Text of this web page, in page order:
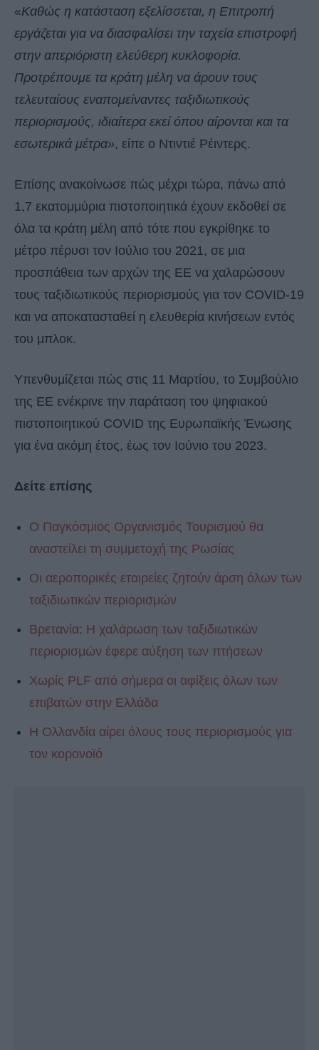
«Καθώς η κατάσταση εξελίσσεται, η Επιτροπή
εργάζεται για να διασφαλίσει την ταχεία επιστροφή
στην απεριόριστη ελεύθερη κυκλοφορία.
Προτρέπουμε τα κράτη μέλη να άρουν τους
τελευταίους εναπομείναντες ταξιδιωτικούς
περιορισμούς, ιδιαίτερα εκεί όπου αίρονται και τα
εσωτερικά μέτρα», είπε ο Ντιντιέ Ρέιντερς.
Επίσης ανακοίνωσε πώς μέχρι τώρα, πάνω από
1,7 εκατομμύρια πιστοποιητικά έχουν εκδοθεί σε
όλα τα κράτη μέλη από τότε που εγκρίθηκε το
μέτρο πέρυσι τον Ιούλιο του 2021, σε μια
προσπάθεια των αρχών της ΕΕ να χαλαρώσουν
τους ταξιδιωτικούς περιορισμούς για τον COVID-19
και να αποκατασταθεί η ελευθερία κινήσεων εντός
του μπλοκ.
Υπενθυμίζεται πώς στις 11 Μαρτίου, το Συμβούλιο
της ΕΕ ενέκρινε την παράταση του ψηφιακού
πιστοποιητικού COVID της Ευρωπαϊκής Ένωσης
για ένα ακόμη έτος, έως τον Ιούνιο του 2023.
Δείτε επίσης
Ο Παγκόσμιος Οργανισμός Τουρισμού θα
αναστείλει τη συμμετοχή της Ρωσίας
Οι αεροπορικές εταιρείες ζητούν άρση όλων των
ταξιδιωτικών περιορισμών
Βρετανία: Η χαλάρωση των ταξιδιωτικών
περιορισμών έφερε αύξηση των πτήσεων
Χωρίς PLF από σήμερα οι αφίξεις όλων των
επιβατών στην Ελλάδα
Η Ολλανδία αίρει όλους τους περιορισμούς για
τον κορονοϊό